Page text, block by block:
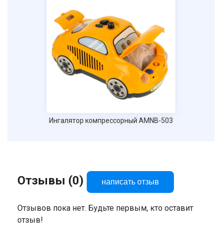
Ингалятор компрессорный AMNB-503
Отзывы (0) написать отзыв
Отзывов пока нет. Будьте первым, кто оставит
отзыв!